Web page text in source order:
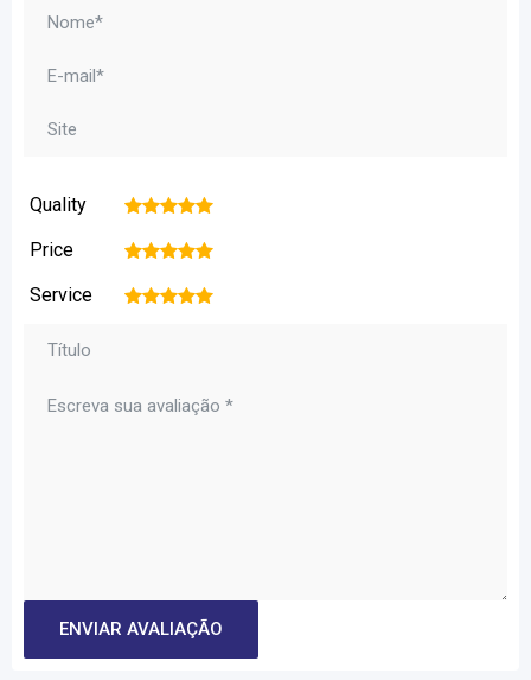
Quality 5
4
3
2
Price 5
4
3
2
Service 5
4
3
2